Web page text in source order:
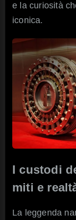
e la curiosità
iconica.
I custodi
miti e
La leggenda